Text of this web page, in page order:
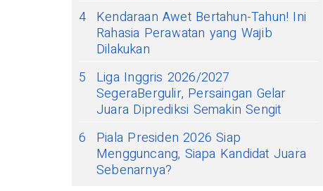
4 Kendaraan Awet Bertahun-Tahun! Ini
Rahasia Perawatan yang Wajib
Dilakukan
5
Liga Inggris 2026/2027
SegeraBergulir, Persaingan Gelar
Juara Diprediksi Semakin Sengit
6
Piala Presiden 2026 Siap
Mengguncang, Siapa Kandidat Juara
Sebenarnya?